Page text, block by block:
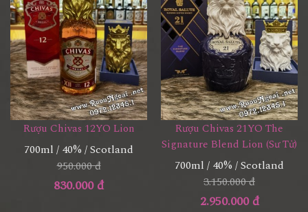
Rượu Chivas 12YO Lion
700ml / 40% / Scotland
950.000 đ
830.000 đ
Rượu Chivas 21YO The
Signature Blend Lion (Sư Tử)
700ml / 40% / Scotland
3.150.000 đ
2.950.000 đ